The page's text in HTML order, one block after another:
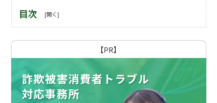
目次
【PR】
詐欺被害消費者トラブル
対応事務所